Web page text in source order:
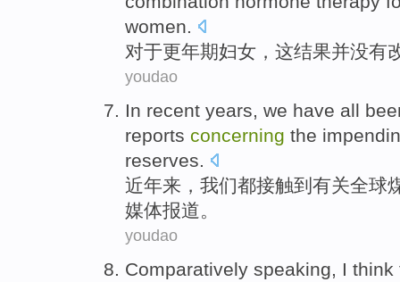
women.
对于更年期妇女 ， 这结果并没有
youdao
In recent years, we have all
reports concerning the
reserves.
近年来， 我们都接触到 有关全球
媒体报道。
youdao
Comparatively speaking, I think